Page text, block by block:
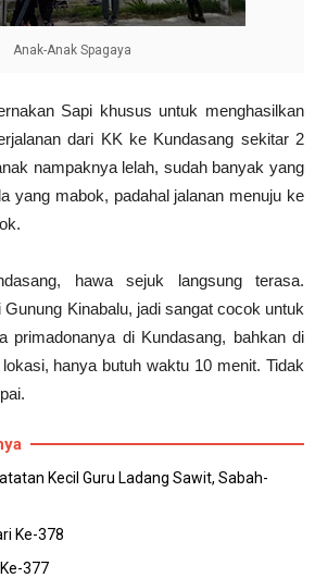
Anak-Anak Spagaya
Sapi khusus untuk menghasilkan
dari KK ke Kundasang sekitar 2
nampaknya lelah, sudah banyak yang
yang mabok, padahal jalanan menuju ke
hawa sejuk langsung terasa.
Kinabalu, jadi sangat cocok untuk
primadonanya di Kundasang, bahkan di
hanya butuh waktu 10 menit. Tidak
Kecil Guru Ladang Sawit, Sabah-
Ke-378
377